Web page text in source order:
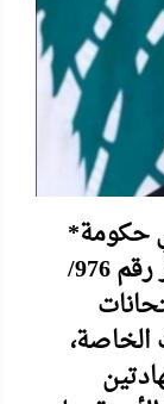
*وقع وزير التربية والتعليم العالي في حكومة
تصريف الاعمال أكرم شهيب* القرار رقم 976/
الخاصة،